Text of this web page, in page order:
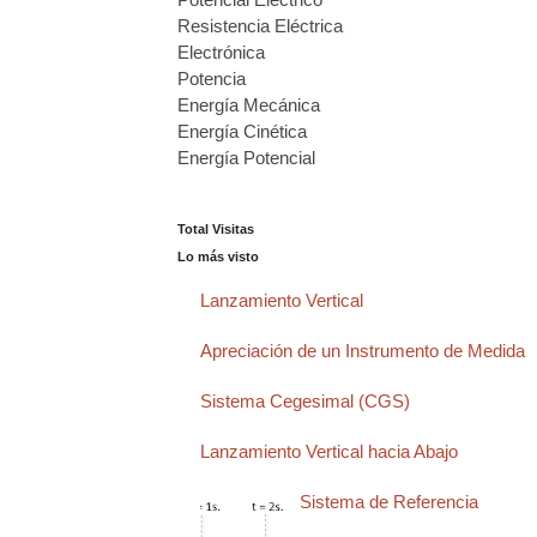
Resistencia Eléctrica
Electrónica
Potencia
Energía Mecánica
Energía Cinética
Energía Potencial
Total Visitas
Lo más visto
Lanzamiento Vertical
Apreciación de un Instrumento de Medida
Sistema Cegesimal (CGS)
Lanzamiento Vertical hacia Abajo
Sistema de Referencia